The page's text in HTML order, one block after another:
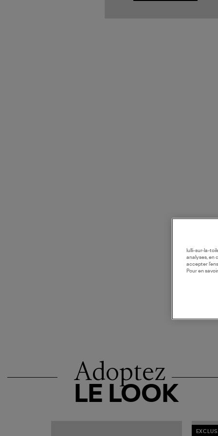
Adoptez
LE LOOK
lulli-sur-la-
analyses, en
accepter
Pour en